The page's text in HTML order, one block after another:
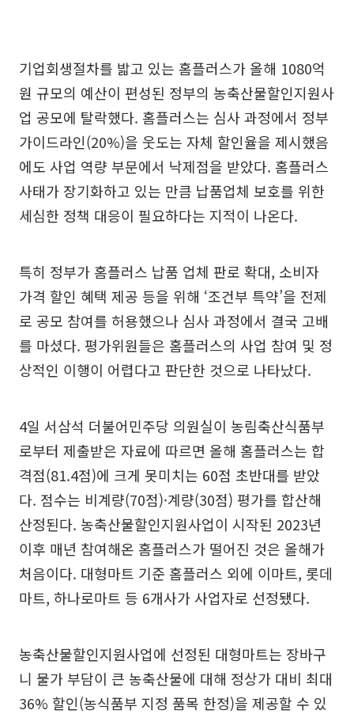
기업회생절차를 밟고 있는 홈플러스가 올해 1080억
원 규모의 예산이 편성된 정부의 농축산물할인지원사
업 공모에 탈락했다. 홈플러스는 심사 과정에서 정부
가이드라인(20%)을 웃도는 자체 할인율을 제시했음
에도 사업 역량 부문에서 낙제점을 받았다. 홈플러스
사태가 장기화하고 있는 만큼 납품업체 보호를 위한
세심한 정책 대응이 필요하다는 지적이 나온다.
특히 정부가 홈플러스 납품 업체 판로 확대, 소비자
가격 할인 혜택 제공 등을 위해 ‘조건부 특약’을 전제
로 공모 참여를 허용했으나 심사 과정에서 결국 고배
를 마셨다. 평가위원들은 홈플러스의 사업 참여 및 정
상적인 이행이 어렵다고 판단한 것으로 나타났다.
4일 서삼석 더불어민주당 의원실이 농림축산식품부
로부터 제출받은 자료에 따르면 올해 홈플러스는 합
격점(81.4점)에 크게 못미치는 60점 초반대를 받았
다. 점수는 비계량(70점)·계량(30점) 평가를 합산해
산정된다. 농축산물할인지원사업이 시작된 2023년
이후 매년 참여해온 홈플러스가 떨어진 것은 올해가
처음이다. 대형마트 기준 홈플러스 외에 이마트, 롯데
마트, 하나로마트 등 6개사가 사업자로 선정됐다.
농축산물할인지원사업에 선정된 대형마트는 장바구
니 물가 부담이 큰 농축산물에 대해 정상가 대비 최대
36% 할인(농식품부 지정 품목 한정)을 제공할 수 있